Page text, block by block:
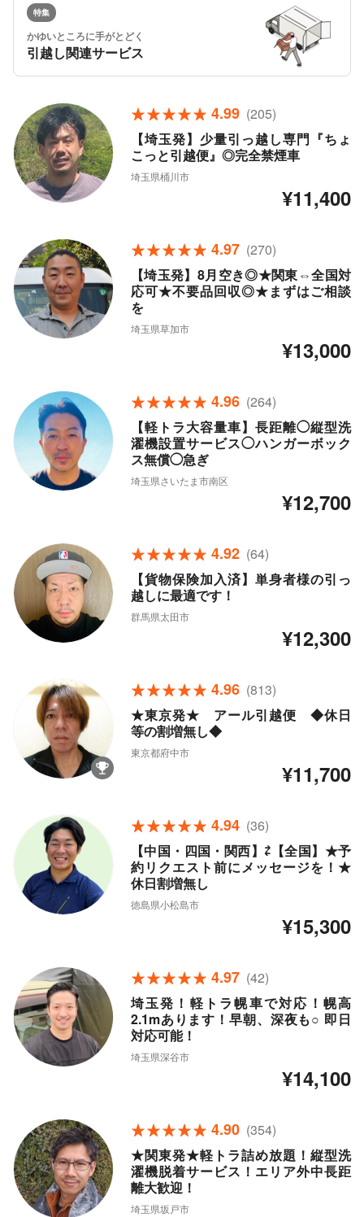
特集
かゆいところに手がとどく
引越し関連サービス
4.99 (205)
【埼玉発】少量引っ越し専門『ちょ
こっと引越便』◎完全禁煙車
埼玉県桶川市
¥11,400
4.97 (270)
【埼玉発】8月空き◎★関東⇔全国対
応可★不要品回収◎★まずはご相談
を
埼玉県草加市
¥13,000
4.96 (264)
【軽トラ大容量車】長距離◯縦型洗
濯機設置サービス◯ハンガーボック
ス無償◯急ぎ
埼玉県さいたま市南区
¥12,700
4.92 (64)
【貨物保険加入済】単身者様の引っ
越しに最適です！
群馬県太田市
¥12,300
4.96 (813)
★東京発★ アール引越便 ◆休日
等の割増無し◆
東京都府中市
¥11,700
4.94 (36)
【中国・四国・関西】⇄【全国】★予
約リクエスト前にメッセージを！★
休日割増無し
徳島県小松島市
¥15,300
4.97 (42)
埼玉発！軽トラ幌車で対応！幌高
2.1mあります！早朝、深夜も○ 即日
対応可能！
埼玉県深谷市
¥14,100
4.90 (354)
★関東発★軽トラ詰め放題！縦型洗
濯機脱着サービス！エリア外中長距
離大歓迎！
埼玉県坂戸市